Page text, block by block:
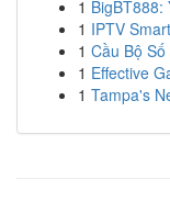
1 BigBT888:
1 IPTV
1 Cầu Bộ
1 Effective
1 Tampa's